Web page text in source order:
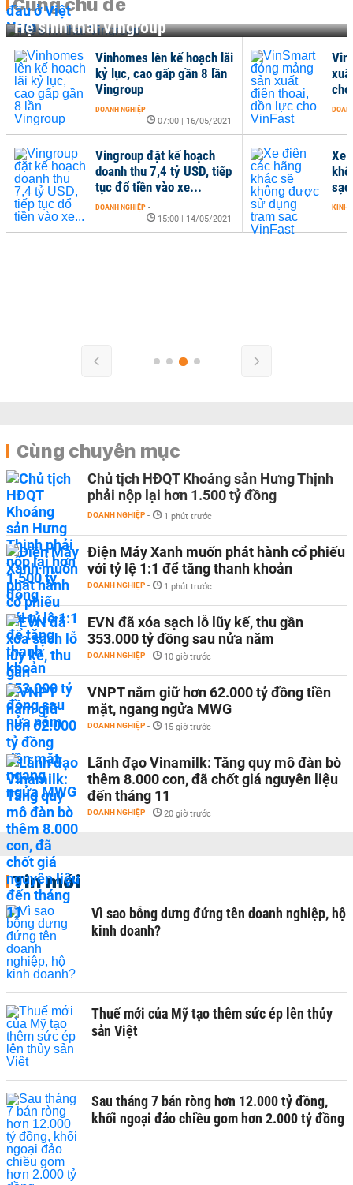
Hệ sinh thái Vingroup
Xe
KINH
Vinhomes lên kế hoạch lãi
kỷ lục, cao gấp gần 8 lần
Vingroup
DOANH NGHIỆP -
07:00 | 16/05/2021
Vingroup đặt kế hoạch
doanh thu 7,4 tỷ USD, tiếp
tục đổ tiền vào xe...
DOANH NGHIỆP -
15:00 | 14/05/2021
Cùng chuyên mục
Chủ tịch HĐQT Khoáng sản Hưng Thịnh
phải nộp lại hơn 1.500 tỷ đồng
DOANH NGHIỆP - 1 phút trước
Điện Máy Xanh muốn phát hành cổ phiếu
với tỷ lệ 1:1 để tăng thanh khoản
DOANH NGHIỆP - 1 phút trước
EVN đã xóa sạch lỗ lũy kế, thu gần
353.000 tỷ đồng sau nửa năm
DOANH NGHIỆP - 10 giờ trước
VNPT nắm giữ hơn 62.000 tỷ đồng tiền
mặt, ngang ngửa MWG
DOANH NGHIỆP - 15 giờ trước
Lãnh đạo Vinamilk: Tăng quy mô đàn bò
thêm 8.000 con, đã chốt giá nguyên liệu
đến tháng 11
DOANH NGHIỆP - 20 giờ trước
Tin mới
Vì sao bỗng dưng đứng tên doanh nghiệp, hộ
kinh doanh?
Thuế mới của Mỹ tạo thêm sức ép lên thủy
sản Việt
Sau tháng 7 bán ròng hơn 12.000 tỷ đồng,
khối ngoại đảo chiều gom hơn 2.000 tỷ đồng